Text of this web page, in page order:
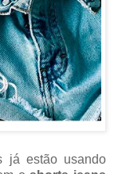
já estão usando